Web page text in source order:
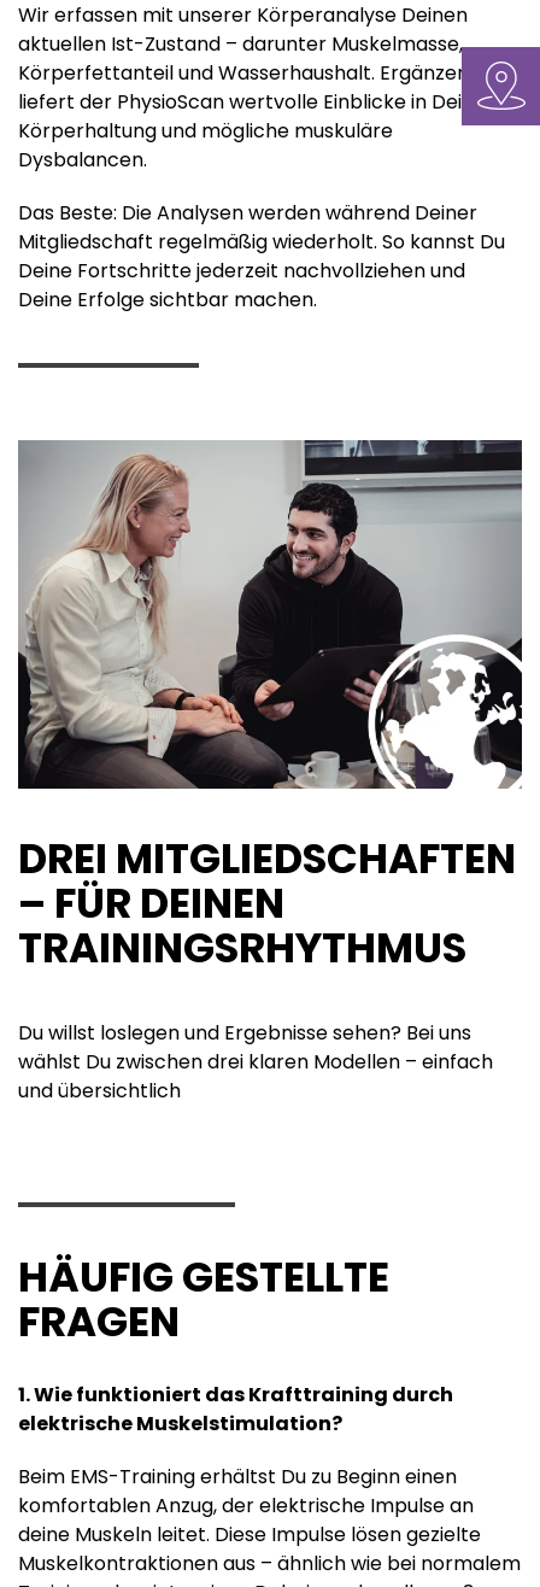
Wir erfassen mit unserer Körperanalyse Deinen
aktuellen Ist-Zustand – darunter Muskelmasse,
Körperfettanteil und Wasserhaushalt. Ergänzend
liefert der PhysioScan wertvolle Einblicke in Deine
Körperhaltung und mögliche muskuläre
Dysbalancen.
Das Beste: Die Analysen werden während Deiner
Mitgliedschaft regelmäßig wiederholt. So kannst Du
Deine Fortschritte jederzeit nachvollziehen und
Deine Erfolge sichtbar machen.
DREI MITGLIED­SCHAFTEN
– FÜR DEINEN
TRAININGS­RHYTHMUS
Du willst loslegen und Ergebnisse sehen? Bei uns
wählst Du zwischen drei klaren Modellen – einfach
und übersichtlich
HÄUFIG GESTELLTE
FRAGEN
1. Wie funktioniert das Krafttraining durch
elektrische Muskelstimulation?
Beim EMS-Training erhältst Du zu Beginn einen
komfortablen Anzug, der elektrische Impulse an
deine Muskeln leitet. Diese Impulse lösen gezielte
Muskelkontraktionen aus – ähnlich wie bei normalem